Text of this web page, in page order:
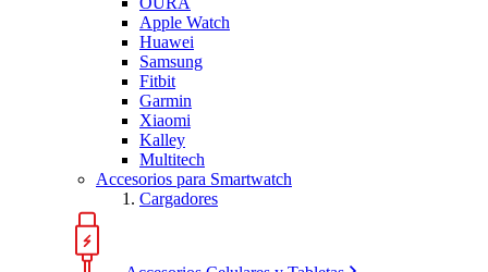
Apple Watch
Huawei
Samsung
Fitbit
Garmin
Xiaomi
Kalley
Multitech
Accesorios para Smartwatch
Cargadores